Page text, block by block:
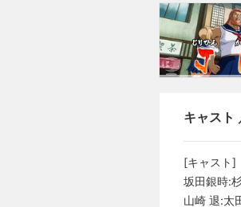
キャスト
[キャスト]
坂田銀時:
山崎 退:太